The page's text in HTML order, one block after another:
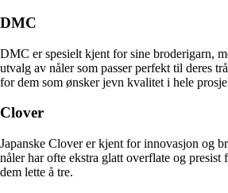
DMC
DMC er spesielt kjent for sine broderigarn,
utvalg av nåler som passer perfekt til deres
for dem som ønsker jevn kvalitet i hele
Clover
Japanske Clover er kjent for innovasjon og
nåler har ofte ekstra glatt overflate og presist
dem lette å tre.